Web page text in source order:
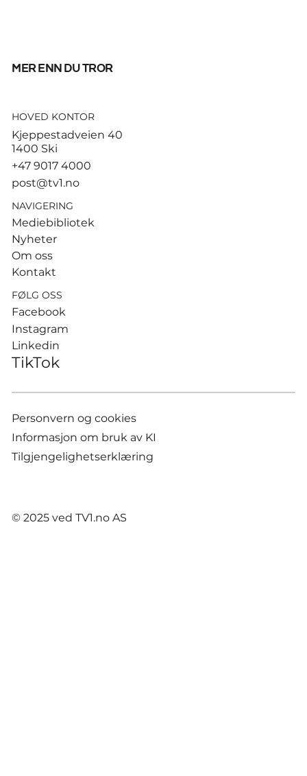
God start for de norske
Hamburg
mer enn du tror
HOVED KONTOR
Kjeppestadveien 40
1400 Ski
+47 9017 4000
post@tv1.no
NAVIGERING
Mediebibliotek
Nyheter
Om oss
Kontakt
FØLG OSS
Facebook
Instagram
Linkedin
TikTok
Personvern og cookies
Informasjon om bruk av KI
Tilgjengelighetserklæring
© 2025 ved TV1.no AS